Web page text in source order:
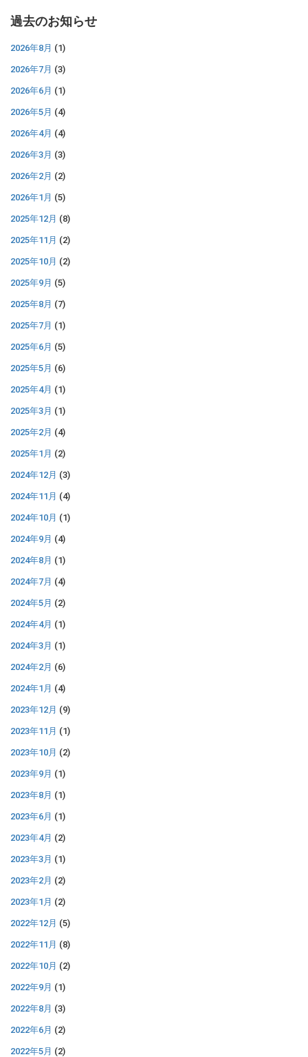
過去のお知らせ
2026年8月 (1)
2026年7月 (3)
2026年6月 (1)
2026年5月 (4)
2026年4月 (4)
2026年3月 (3)
2026年2月 (2)
2026年1月 (5)
2025年12月 (8)
2025年11月 (2)
2025年10月 (2)
2025年9月 (5)
2025年8月 (7)
2025年7月 (1)
2025年6月 (5)
2025年5月 (6)
2025年4月 (1)
2025年3月 (1)
2025年2月 (4)
2025年1月 (2)
2024年12月 (3)
2024年11月 (4)
2024年10月 (1)
2024年9月 (4)
2024年8月 (1)
2024年7月 (4)
2024年5月 (2)
2024年4月 (1)
2024年3月 (1)
2024年2月 (6)
2024年1月 (4)
2023年12月 (9)
2023年11月 (1)
2023年10月 (2)
2023年9月 (1)
2023年8月 (1)
2023年6月 (1)
2023年4月 (2)
2023年3月 (1)
2023年2月 (2)
2023年1月 (2)
2022年12月 (5)
2022年11月 (8)
2022年10月 (2)
2022年9月 (1)
2022年8月 (3)
2022年6月 (2)
2022年5月 (2)